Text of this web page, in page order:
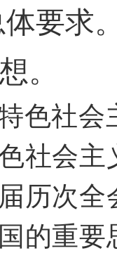
体要求
。
色社会
社会
历次
的重